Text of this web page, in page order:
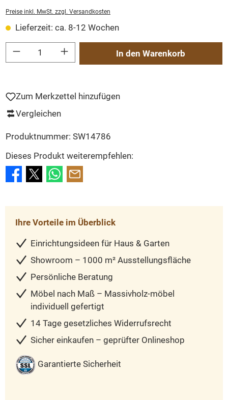
Preise inkl. MwSt. zzgl. Versandkosten
Lieferzeit: ca. 8-12 Wochen
Produkt Anzahl: Gib den gewünschten Wert ein oder benutze die Schaltflächen
In den Warenkorb
Zum Merkzettel hinzufügen
Vergleichen
Produktnummer: SW14786
Dieses Produkt weiterempfehlen:
Ihre Vorteile im Überblick
Einrichtungsideen für Haus & Garten
Showroom – 1000 m² Ausstellungsfläche
Persönliche Beratung
Möbel nach Maß – Massivholz-möbel
individuell gefertigt
14 Tage gesetzliches Widerrufsrecht
Sicher einkaufen – geprüfter Onlineshop
Garantierte Sicherheit